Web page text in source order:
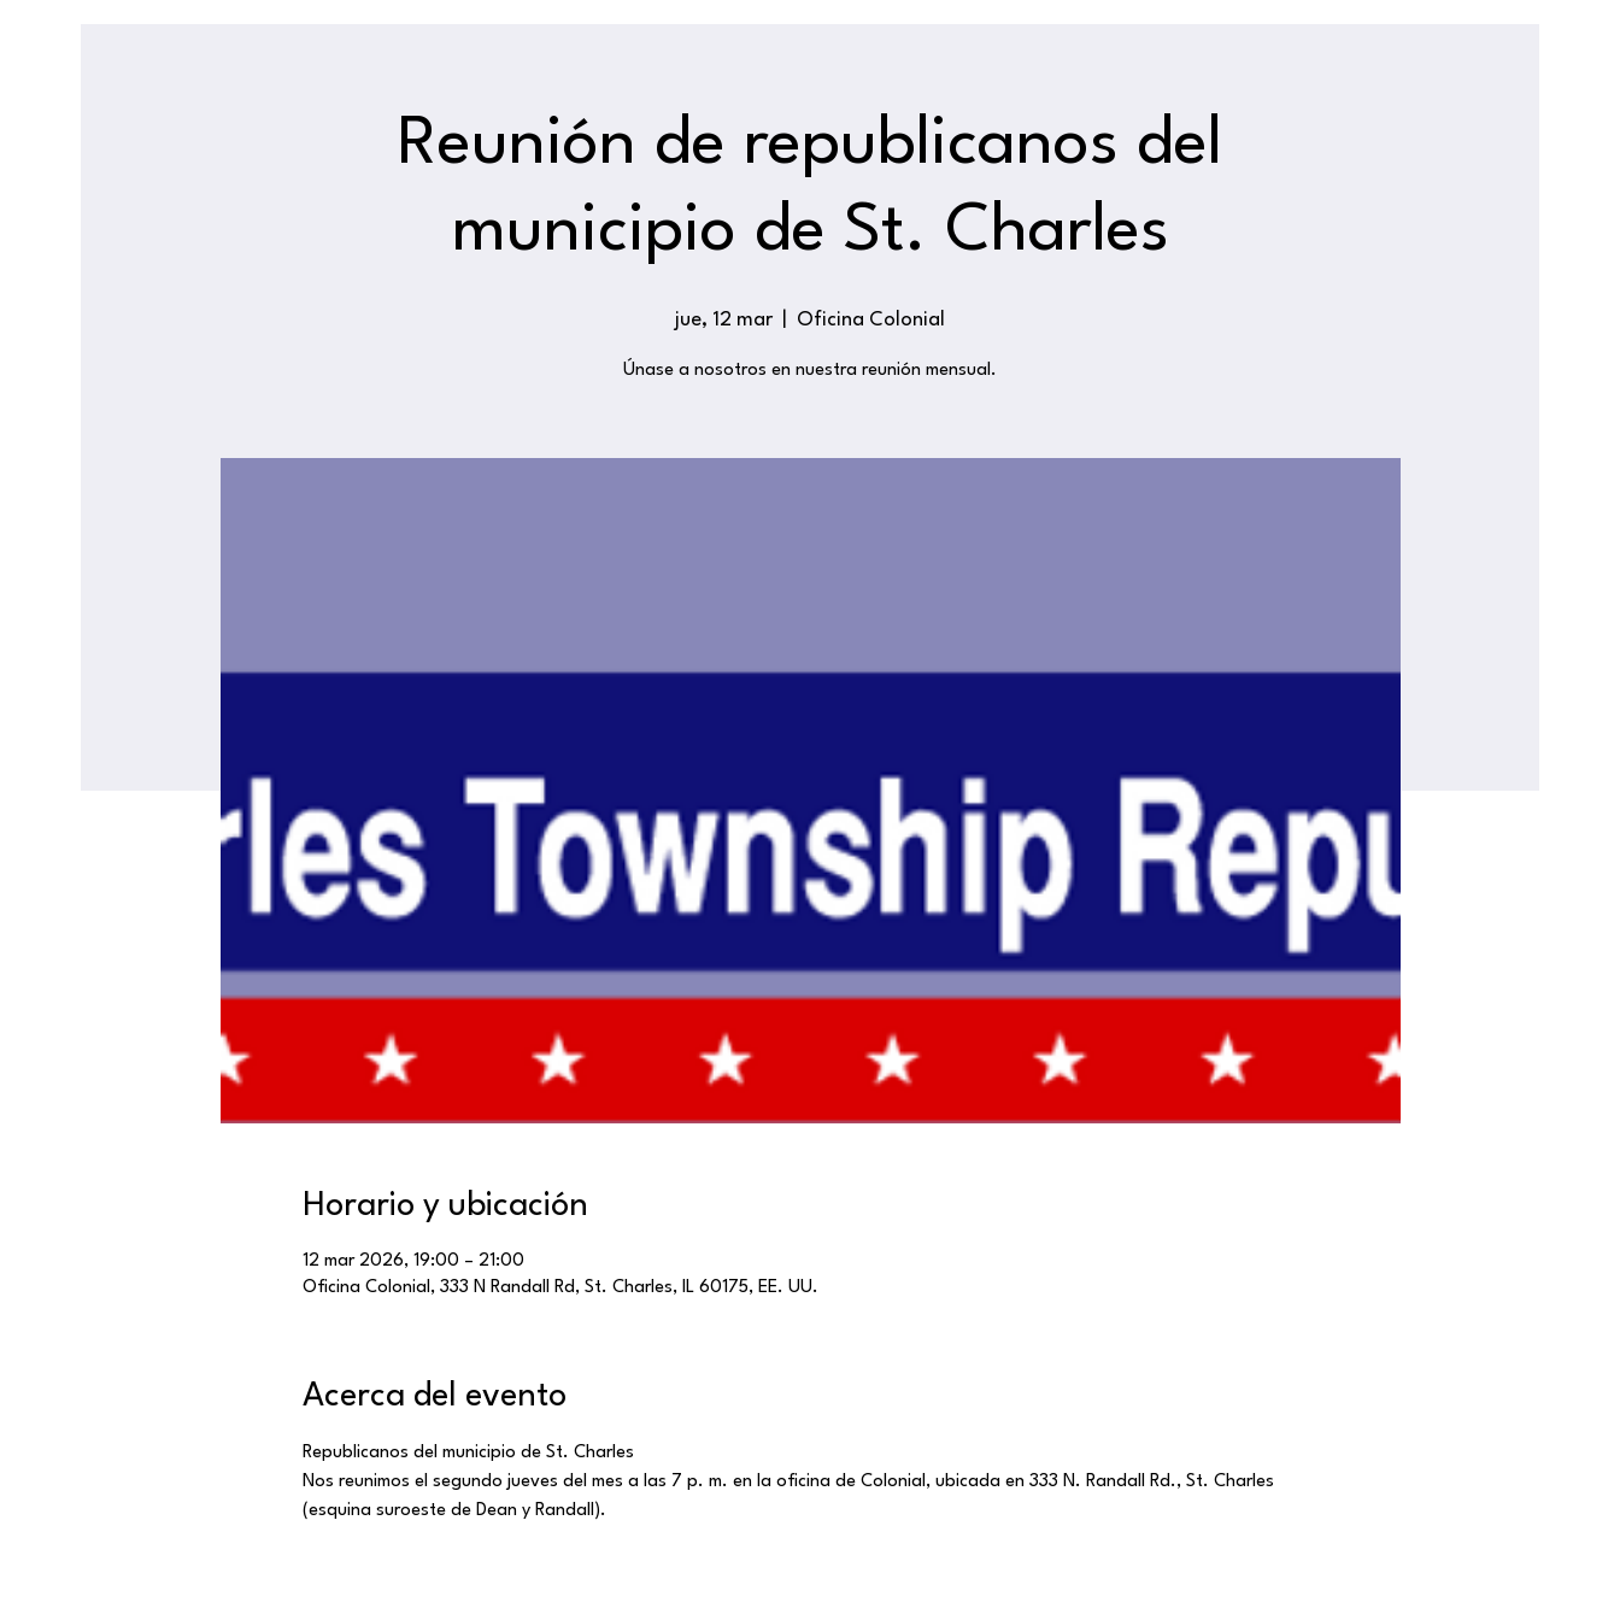
Reunión de republicanos del
municipio de St. Charles
jue, 12 mar Oficina Colonial
Únase a nosotros en nuestra reunión mensual.
Horario y ubicación
12 mar 2026, 19:00 – 21:00
Oficina Colonial, 333 N Randall Rd, St. Charles, IL 60175, EE. UU.
Acerca del evento
Republicanos del municipio de St. Charles
Nos reunimos el segundo jueves del mes a las 7 p. m. en la oficina de Colonial, ubicada en 333 N. Randall Rd., St. Charles
(esquina suroeste de Dean y Randall).